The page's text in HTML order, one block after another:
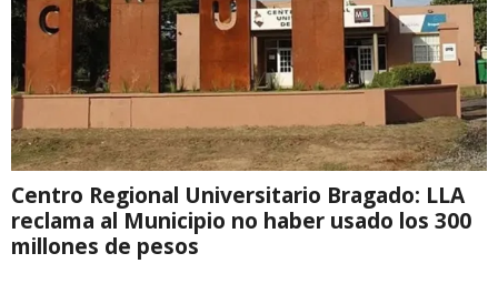
Centro Regional Universitario Bragado: LLA
reclama al Municipio no haber usado los 300
millones de pesos